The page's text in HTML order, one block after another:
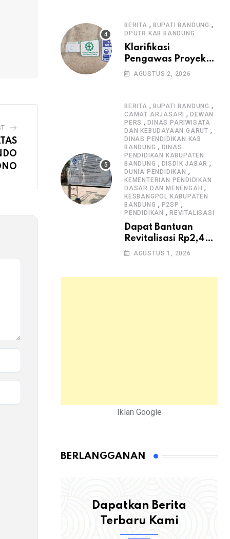
Tanpa Papan
Informasi Proyek
BERITA , BUPATI BANDUNG ,
DPUTR KAB BANDUNG
Klarifikasi
Pengawas Proyek
Citiis Terkait
Pengawasan K3
AGUSTUS 2, 2026
BERITA , BUPATI BANDUNG ,
CAMAT ARJASARI ,DEWAN
PERS ,DINAS PARIWISATA
DAN KEBUDAYAAN GARUT ,
DINAS PENDIDIKAN KAB
BANDUNG , DINAS
PENDIDIKAN KABUPATEN
BANDUNG , DISDIK JABAR ,
DUNIA PENDIDIKAN ,
KEMENTERIAN PENDIDIKAN
DASAR DAN MENENGAH ,
KESBANGPOL KABUPATEN
BANDUNG , P2SP ,
PENDIDIKAN , REVITALISASI
Dapat Bantuan
Revitalisasi Rp2,4
Miliar, SMPN 1
AGUSTUS 1, 2026
Iklan Google
BERLANGGANAN
Dapatkan Berita
Terbaru Kami